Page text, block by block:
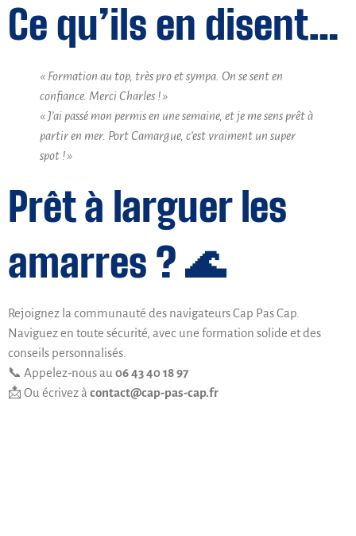
Ce qu’ils en disent…
« Formation au top, très pro et sympa. On se sent en
confiance. Merci Charles ! »
« J’ai passé mon permis en une semaine, et je me sens prêt à
partir en mer. Port Camargue, c’est vraiment un super
spot ! »
Prêt à larguer les
amarres ? 🌊
Rejoignez la communauté des navigateurs Cap Pas Cap.
Naviguez en toute sécurité, avec une formation solide et des
conseils personnalisés.
📞 Appelez-nous au 06 43 40 18 97
📩 Ou écrivez à contact@cap-pas-cap.fr